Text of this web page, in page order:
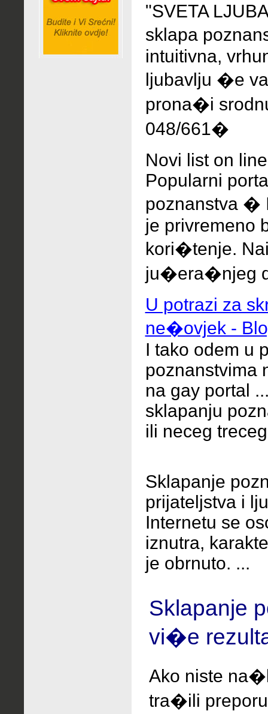
"SVETA
sklapa
intuitivna,
ljubavlju �e
prona�i
048/661�
Novi list on
Popularni
poznanstva �
je privremeno
kori�tenje.
ju�era�njeg
U potrazi za
ne�ovjek -
I tako odem u
poznanstvima
na gay portal
sklapanju
ili neceg
Sklapanje
prijateljstva i
Internetu se
iznutra,
je obrnuto. ...
Sklapanje
vi�e
Ako niste
tra�ili